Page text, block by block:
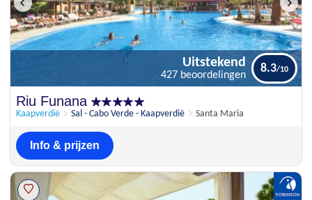
427 beoordelingen
Riu Funana
Kaapverdië Sal - Cabo Verde - Kaapverdië Santa Maria
Uitstekend
427 beoordelingen
8.3
Info & prijzen